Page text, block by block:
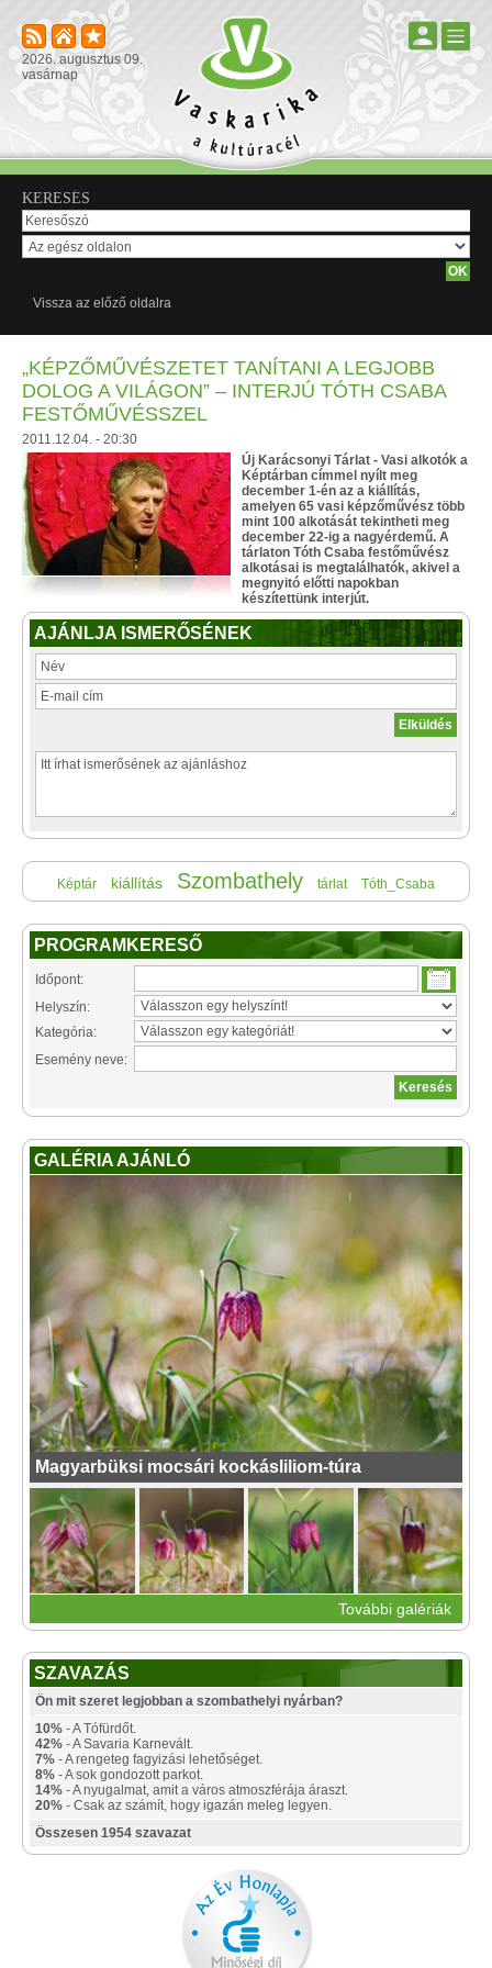
2026. augusztus 09.
vasárnap
KERESÉS
Vissza az előző oldalra
„KÉPZŐMŰVÉSZETET TANÍTANI A LEGJOBB
DOLOG A VILÁGON” – INTERJÚ TÓTH CSABA
FESTŐMŰVÉSSZEL
2011.12.04. - 20:30
Új Karácsonyi Tárlat - Vasi alkotók a
Képtárban címmel nyílt meg
december 1-én az a kiállítás,
amelyen 65 vasi képzőművész több
mint 100 alkotását tekintheti meg
december 22-ig a nagyérdemű. A
tárlaton Tóth Csaba festőművész
alkotásai is megtalálhatók, akivel a
megnyitó előtti napokban
készítettünk interjút.
AJÁNLJA ISMERŐSÉNEK
Képtár kiállítás Szombathely tárlat Tóth_Csaba
PROGRAMKERESŐ
Időpont:
Helyszín:
Kategória:
Esemény neve:
GALÉRIA AJÁNLÓ
Magyarbüksi mocsári kockásliliom-túra
További galériák
SZAVAZÁS
Ön mit szeret legjobban a szombathelyi nyárban?
10% - A Tófürdőt.
42% - A Savaria Karnevált.
7% - A rengeteg fagyizási lehetőséget.
8% - A sok gondozott parkot.
14% - A nyugalmat, amit a város atmoszférája áraszt.
20% - Csak az számít, hogy igazán meleg legyen.
Összesen 1954 szavazat